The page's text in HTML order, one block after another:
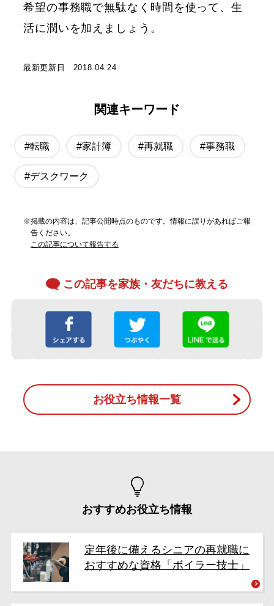
希望の事務職で無駄なく時間を使って、生
活に潤いを加えましょう。
最新更新日 2018.04.24
関連キーワード
#転職 #家計簿 #再就職 #事務職
#デスクワーク
※掲載の内容は、記事公開時点のものです。情報に誤りがあればご報
告ください。
この記事について報告する
この記事を家族・友だちに教える
お役立ち情報一覧
おすすめお役立ち情報
定年後に備えるシニアの再就職に
おすすめな資格「ボイラー技士」